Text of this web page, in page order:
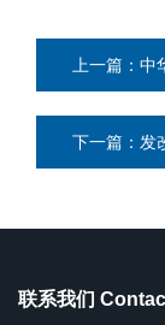
上一篇：中
下一篇：发
联系我们